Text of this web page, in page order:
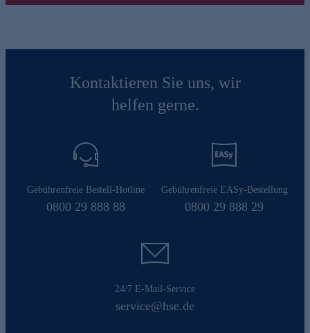
Kontaktieren Sie uns, wir
helfen gerne.
Gebührenfreie Bestell-Hotline
0800 29 888 88
Gebührenfreie EASy-Bestellung
0800 29 888 29
24/7 E-Mail-Service
service@hse.de